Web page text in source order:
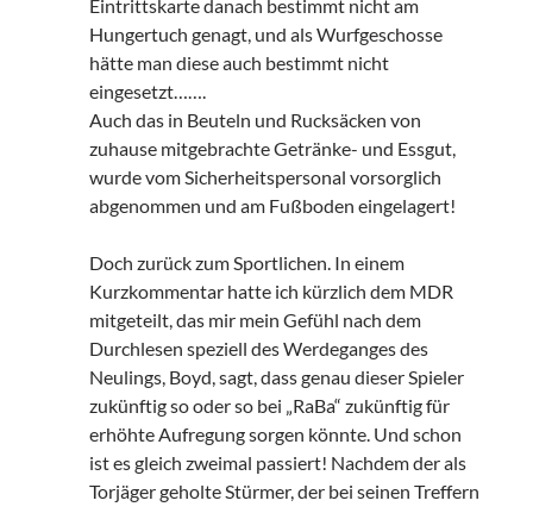
Eintrittskarte danach bestimmt nicht am
Hungertuch genagt, und als Wurfgeschosse
hätte man diese auch bestimmt nicht
eingesetzt…….
Auch das in Beuteln und Rucksäcken von
zuhause mitgebrachte Getränke- und Essgut,
wurde vom Sicherheitspersonal vorsorglich
abgenommen und am Fußboden eingelagert!
Doch zurück zum Sportlichen. In einem
Kurzkommentar hatte ich kürzlich dem MDR
mitgeteilt, das mir mein Gefühl nach dem
Durchlesen speziell des Werdeganges des
Neulings, Boyd, sagt, dass genau dieser Spieler
zukünftig so oder so bei „RaBa“ zukünftig für
erhöhte Aufregung sorgen könnte. Und schon
ist es gleich zweimal passiert! Nachdem der als
Torjäger geholte Stürmer, der bei seinen Treffern